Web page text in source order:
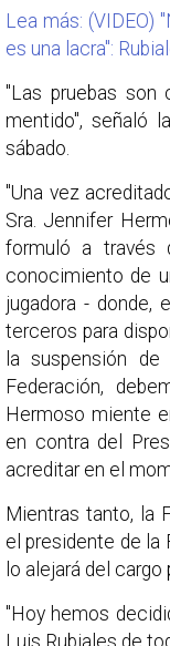
Lea más: (VIDEO)
es una lacra":
"Las pruebas son
mentido", señaló
sábado.
"Una vez
Sra. Jennifer
formuló a través
conocimiento de
jugadora - donde,
terceros para
la suspensión
Federación,
Hermoso miente
en contra del
acreditar en el
Mientras tanto, la
el presidente de la
lo alejará del cargo
"Hoy hemos